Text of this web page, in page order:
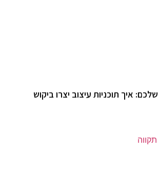
איך תוכניות עיצוב יצרו ביקוש